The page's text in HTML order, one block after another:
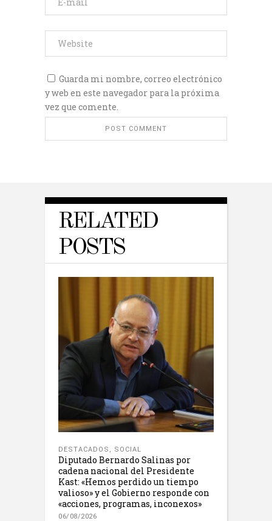
Guarda mi nombre, correo electrónico
y web en este navegador para la próxima
vez que comente.
RELATED
POSTS
DESTACADOS , SOCIAL
Diputado Bernardo Salinas por
cadena nacional del Presidente
Kast: «Hemos perdido un tiempo
valioso» y el Gobierno responde con
«acciones, programas, inconexos»
06/08/2026